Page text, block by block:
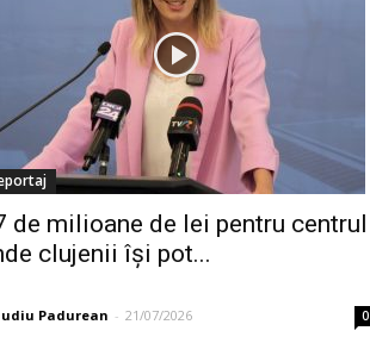
de milioane de lei pentru centrul
clujenii își pot...
Padurean - 21/07/2026 0